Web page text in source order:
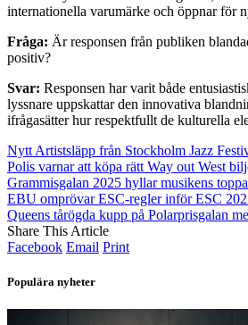
internationella varumärke och öppnar för
Fråga: Är responsen från publiken
positiv?
Svar: Responsen har varit både
lyssnare uppskattar den innovativa
ifrågasätter hur respektfullt de kulturella
Nytt Artistsläpp från Stockholm Jazz
Polis varnar att köpa rätt Way out West
Grammisgalan 2025 hyllar musikens
EBU omprövar ESC-regler inför ESC
Queens tårögda kupp på Polarprisgalan
Share This Article
Facebook Email Print
Populära nyheter